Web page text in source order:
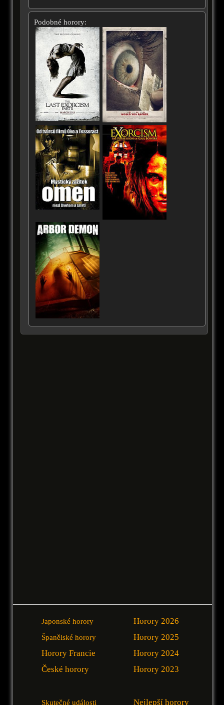
Podobné horory:
Japonské horory
Španělské horory
Horory Francie
České horory
Horory 2026
Horory 2025
Horory 2024
Horory 2023
Skutečné události Nejlepší horory